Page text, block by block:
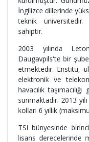
İngilizce dillerinde
teknik üniversitedir.
sahiptir.
2003 yılında
Daugavpils'te bir
etmektedir. Enstitü,
elektronik ve
havacılık
sunmaktadır. 2013
kolları 6 yıllık
TSI bünyesinde
lisans derecelerinde